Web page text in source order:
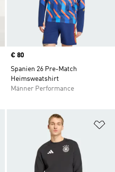
Price
€ 80
Spanien 26 Pre-Match
Heimsweatshirt
Männer Performance
Zur Wunschliste hinzufügen